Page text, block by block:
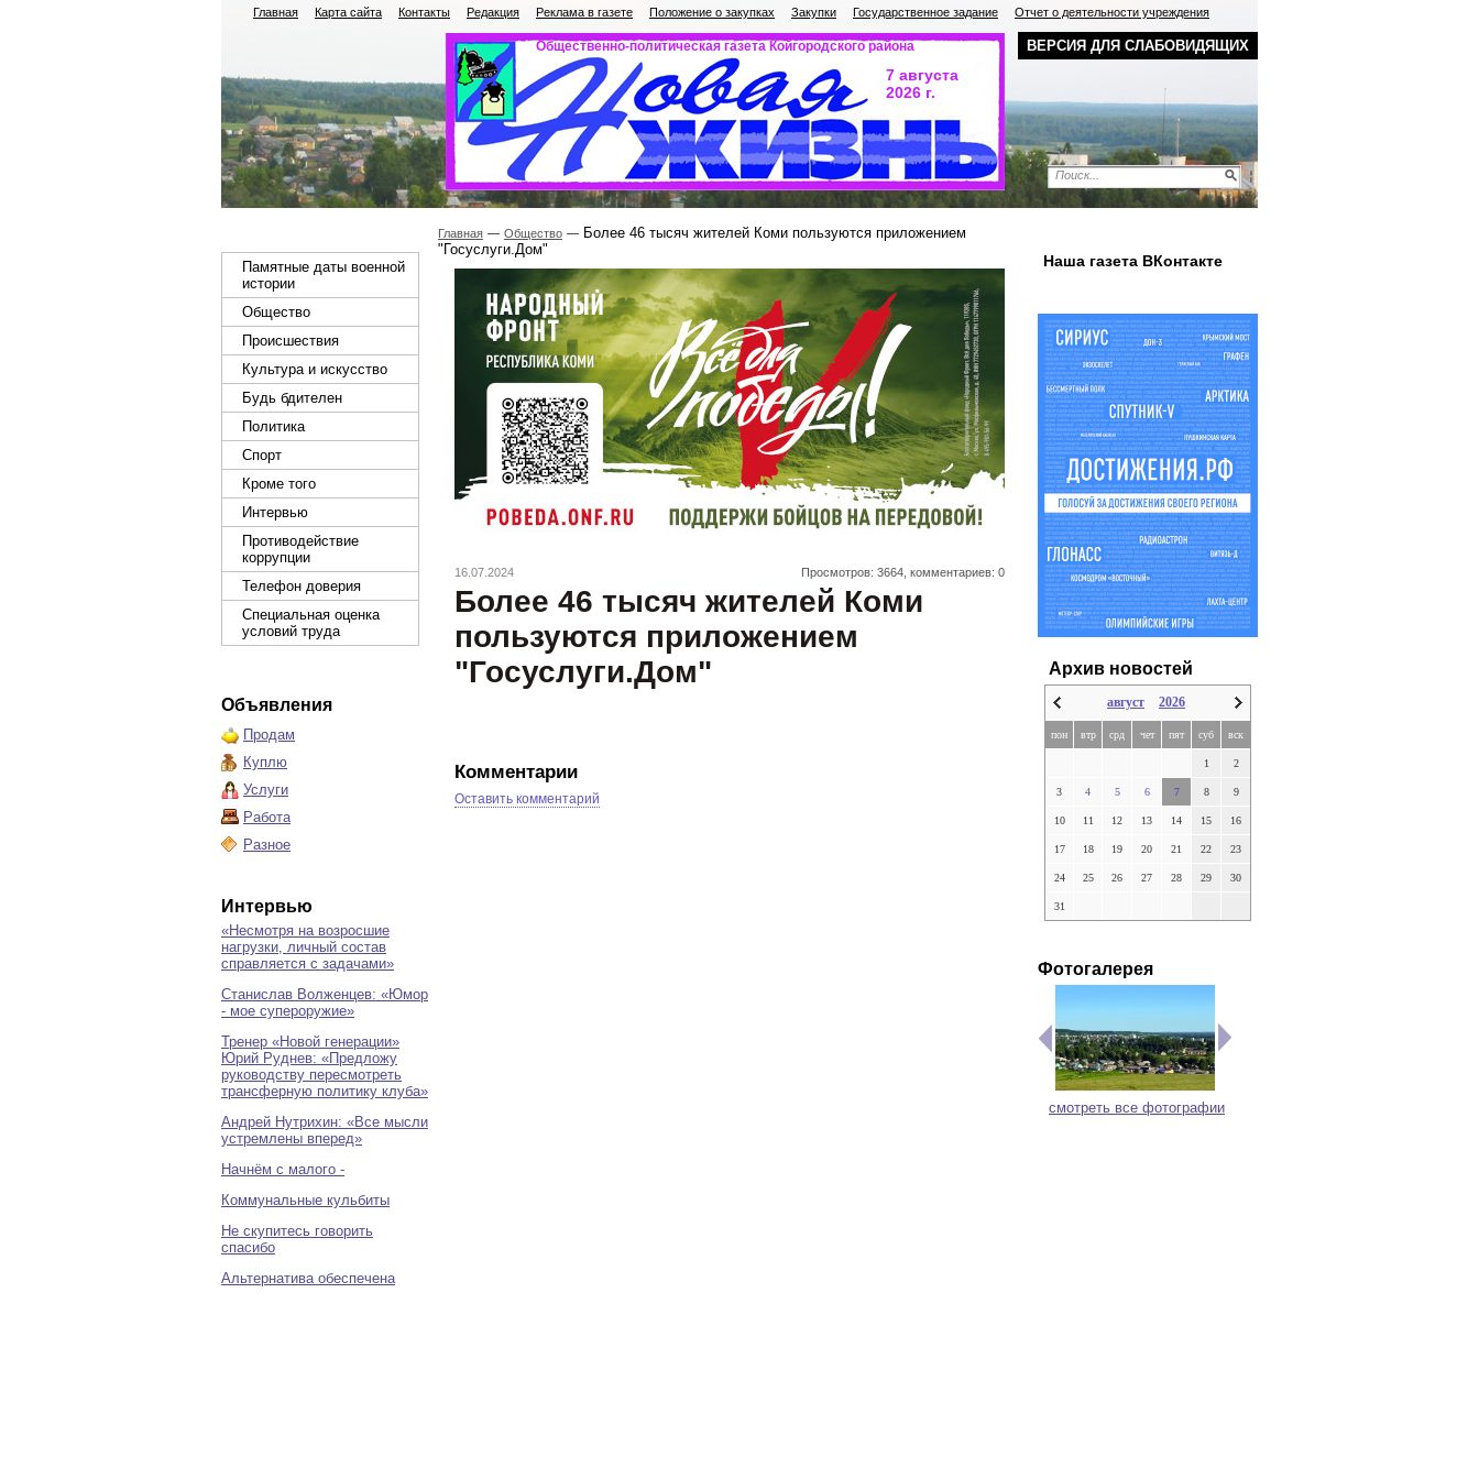
ВЕРСИЯ ДЛЯ СЛАБОВИДЯЩИХ
Главная Карта сайта Контакты Редакция Реклама в газете Положение о закупках Закупки Государственное задание Отчет о деятельности учреждения
Общественно-политическая газета Койгородского района
7 августа
2026 г.
Памятные даты военной
истории
Общество
Происшествия
Культура и искусство
Будь бдителен
Политика
Спорт
Кроме того
Интервью
Противодействие
коррупции
Телефон доверия
Специальная оценка
условий труда
Объявления
Продам
Куплю
Услуги
Работа
Разное
Интервью
«Несмотря на возросшие
нагрузки, личный состав
справляется с задачами»
Станислав Волженцев: «Юмор
- мое супероружие»
Тренер «Новой генерации»
Юрий Руднев: «Предложу
руководству пересмотреть
трансферную политику клуба»
Андрей Нутрихин: «Все мысли
устремлены вперед»
Начнём с малого -
Коммунальные кульбиты
Не скупитесь говорить
спасибо
Альтернатива обеспечена
Главная Общество
Более 46 тысяч жителей Коми пользуются приложением
"Госуслуги.Дом"
16.07.2024 Просмотров: 3664, комментариев: 0
Более 46 тысяч жителей Коми
пользуются приложением
"Госуслуги.Дом"
Комментарии
Оставить комментарий
Наша газета ВКонтакте
Архив новостей
август 2026
пон втр срд чет пят суб вск
1 2
3 4 5 6 7 8 9
10 11 12 13 14 15 16
17 18 19 20 21 22 23
24 25 26 27 28 29 30
31
Фотогалерея
смотреть все фотографии